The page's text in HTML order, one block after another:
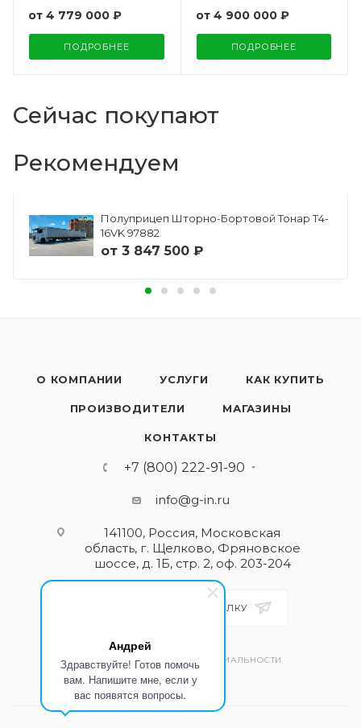
Андрей
Здравствуйте! Готов помочь
вам. Напишите мне, если у
вас появятся вопросы.
от 4 779 000 ₽
ПОДРОБНЕЕ
от 4 900 000 ₽
ПОДРОБНЕЕ
Сейчас покупают
Рекомендуем
Полуприцеп Шторно-Бортовой Тонар Т4-
16VK 97882
от 3 847 500 ₽
О КОМПАНИИ УСЛУГИ КАК КУПИТЬ
ПРОИЗВОДИТЕЛИ МАГАЗИНЫ
КОНТАКТЫ
+7 (800) 222-91-90
info@g-in.ru
141100, Россия, Московская
область, г. Щелково, Фряновское
шоссе, д. 1Б, стр. 2, оф. 203-204
ПОДПИСАТЬСЯ НА РАССЫЛКУ
ПОЛИТИКА КОНФИДЕНЦИАЛЬНОСТИ